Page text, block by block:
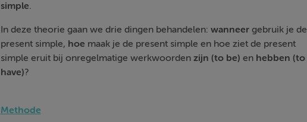
simple.
In deze theorie gaan we drie dingen behandelen: wanneergebruik je de
present simple, hoe maak je de present simple en hoe ziet de present
simple eruit bij onregelmatige werkwoorden zijn (to be) enhebben (to
have)?
Methode